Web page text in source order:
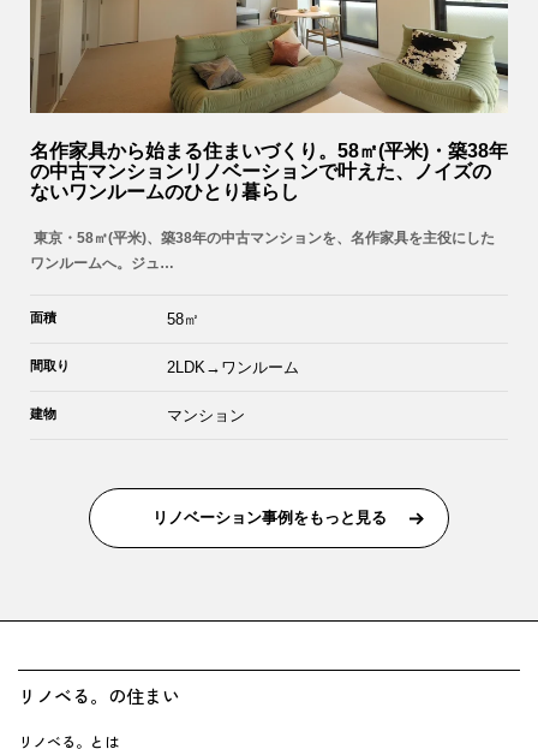
名作家具から始まる住まいづくり。58㎡(平米)・築38年
の中古マンションリノベーションで叶えた、ノイズの
ないワンルームのひとり暮らし
東京・58㎡(平米)、築38年の中古マンションを、名作家具を主役にした
ワンルームへ。ジュ…
面積 58㎡
間取り 2LDK→ワンルーム
建物 マンション
リノベーション事例をもっと見る
リノベる。の住まい
リノベる。とは